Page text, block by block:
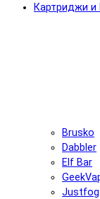
Картриджи и
Brusko
Dabbler
Elf Bar
Justfog